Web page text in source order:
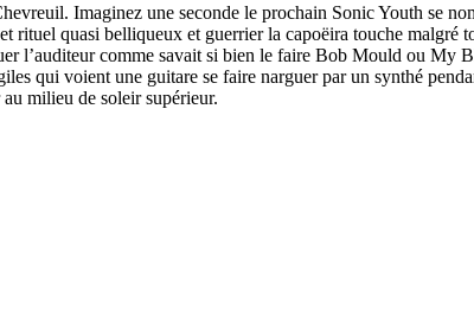
Imaginez une seconde le prochain Sonic Youth se
rituel quasi belliqueux et guerrier la capoëira touche
l’auditeur comme savait si bien le faire Bob Mould ou My
qui voient une guitare se faire narguer par un synthé
milieu de soleir supérieur.